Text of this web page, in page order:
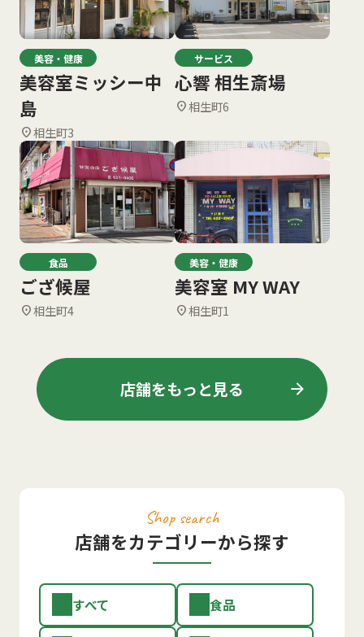
美容・健康
美容室ミッシー中
島
location_on相生町3
サービス
心響 相生斎場
location_on相生町6
食品
ござ候屋
location_on相生町4
美容・健康
美容室 MY WAY
location_on相生町1
店舗をもっと見る arrow_forward
Shop search
店舗をカテゴリーから探す
すべて 食品